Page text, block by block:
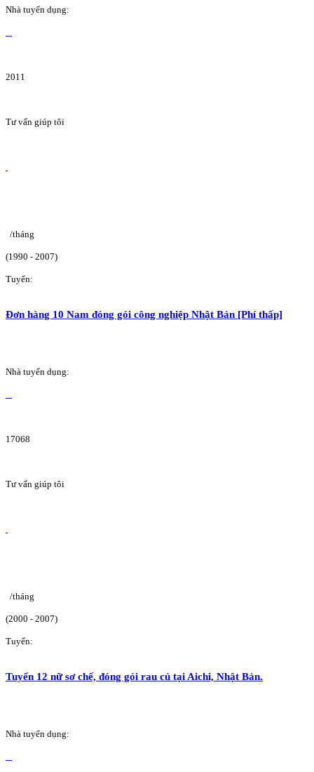
Nhà tuyển dụng:
2011
Tư vấn giúp tôi
/tháng
(1990 - 2007)
Tuyển:
Đơn hàng 10 Nam đóng gói công nghiệp Nhật Bản [Phí thấp]
Nhà tuyển dụng:
17068
Tư vấn giúp tôi
/tháng
(2000 - 2007)
Tuyển:
Tuyển 12 nữ sơ chế, đóng gói rau củ tại Aichi, Nhật Bản.
Nhà tuyển dụng: